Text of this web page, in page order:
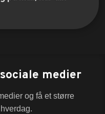
medier
og få et større